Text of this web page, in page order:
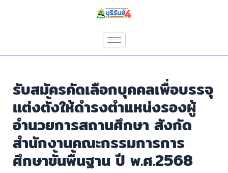
รับสมัครคัดเลือกบุคคลเพื่อบรรจุ
แต่งตั้งให้ดำรงตำแหน่งรองผู้
อำนวยการสถานศึกษา สังกัด
สำนักงานคณะกรรมการการ
ศึกษาขั้นพื้นฐาน ปี พ.ศ.2568